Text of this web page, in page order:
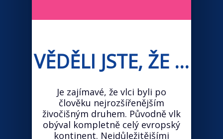
VĚDĚLI JSTE, ŽE ...
Je zajímavé, že vlci byli po
člověku nejrozšířenějším
živočišným druhem. Původně vlk
obýval kompletně celý evropský
kontinent. Nejdůležitějšími